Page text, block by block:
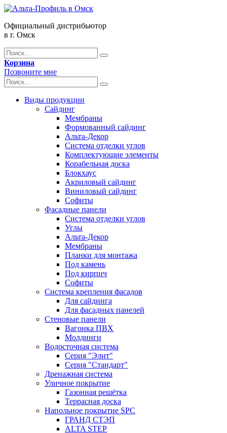
Официальный дистрибьютор
в г. Омск
Корзина
Позвоните мне
Виды продукции
Сайдинг
Мембраны
Формованный сайдинг
Альта-Декор
Система отделки углов
Комплектующие элементы
Корабельная доска
Блокхаус
Акриловый сайдинг
Виниловый сайдинг
Софиты
Фасадные панели
Система отделки углов
Углы
Альта-Декор
Мембраны
Планки для монтажа
Под камень
Под кирпич
Софиты
Система крепления фасадов
Для сайдинга
Для фасадных панелей
Стеновые панели
Вагонка ПВХ
Молдинги
Водосточная система
Серия "Элит"
Серия "Стандарт"
Дренажная система
Уличное покрытие
Газонная решётка
Террасная доска
Напольное покрытие SPC
ГРАНД СТЭП
ALTA STEP